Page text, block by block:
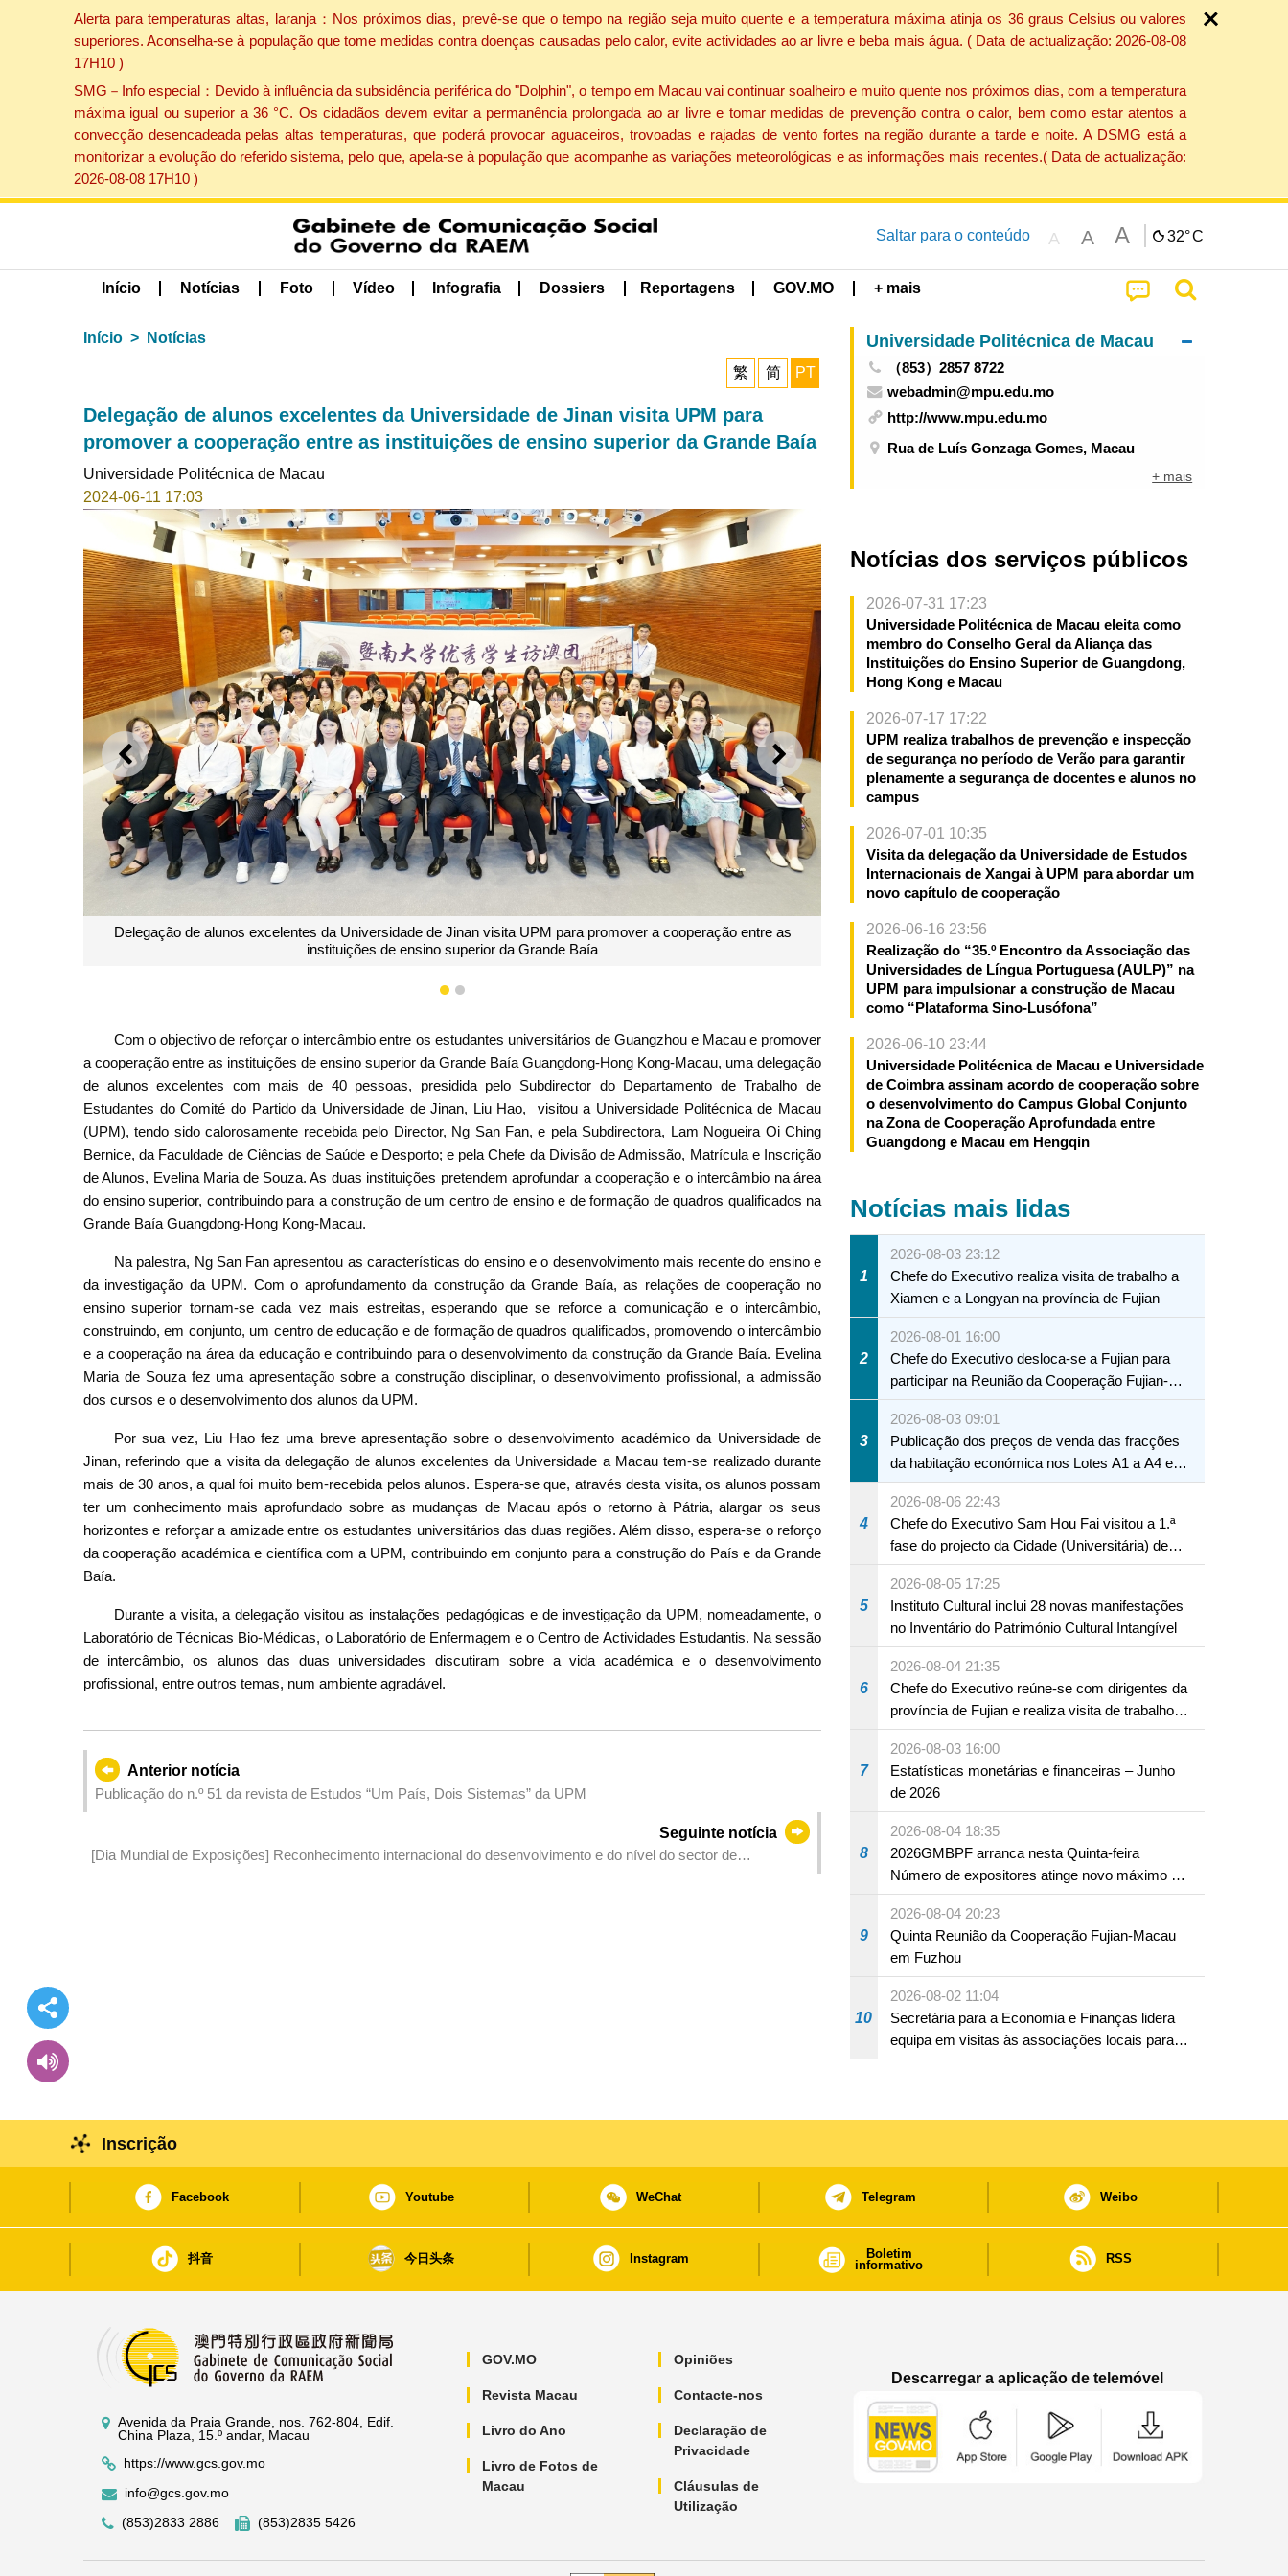
Alerta para temperaturas altas, laranja：Nos próximos dias, prevê-se que o tempo na região seja muito quente e a temperatura máxima atinja os 36 graus Celsius ou valores
superiores. Aconselha-se à população que tome medidas contra doenças causadas pelo calor, evite actividades ao ar livre e beba mais água. ( Data de actualização: 2026-08-08
17H10 )
SMG－Info especial：Devido à influência da subsidência periférica do "Dolphin", o tempo em Macau vai continuar soalheiro e muito quente nos próximos dias, com a temperatura
máxima igual ou superior a 36 °C. Os cidadãos devem evitar a permanência prolongada ao ar livre e tomar medidas de prevenção contra o calor, bem como estar atentos a
convecção desencadeada pelas altas temperaturas, que poderá provocar aguaceiros, trovoadas e rajadas de vento fortes na região durante a tarde e noite. A DSMG está a
monitorizar a evolução do referido sistema, pelo que, apela-se à população que acompanhe as variações meteorológicas e as informações mais recentes.( Data de actualização:
2026-08-08 17H10 )
Saltar para o conteúdo A A A 32°C
Início Notícias Foto Vídeo Infografia Dossiers Reportagens GOV.MO + mais
Início Notícias
繁 简 PT
Delegação de alunos excelentes da Universidade de Jinan visita UPM para
promover a cooperação entre as instituições de ensino superior da Grande Baía
Universidade Politécnica de Macau
2024-06-11 17:03
ANTERIOR SEGUINTE
Delegação de alunos excelentes da Universidade de Jinan visita UPM para promover a cooperação entre as
instituições de ensino superior da Grande Baía
1 2
Com o objectivo de reforçar o intercâmbio entre os estudantes universitários de Guangzhou e Macau e promover
a cooperação entre as instituições de ensino superior da Grande Baía Guangdong-Hong Kong-Macau, uma delegação
de alunos excelentes com mais de 40 pessoas, presidida pelo Subdirector do Departamento de Trabalho de
Estudantes do Comité do Partido da Universidade de Jinan, Liu Hao, visitou a Universidade Politécnica de Macau
(UPM), tendo sido calorosamente recebida pelo Director, Ng San Fan, e pela Subdirectora, Lam Nogueira Oi Ching
Bernice, da Faculdade de Ciências de Saúde e Desporto; e pela Chefe da Divisão de Admissão, Matrícula e Inscrição
de Alunos, Evelina Maria de Souza. As duas instituições pretendem aprofundar a cooperação e o intercâmbio na área
do ensino superior, contribuindo para a construção de um centro de ensino e de formação de quadros qualificados na
Grande Baía Guangdong-Hong Kong-Macau.
Na palestra, Ng San Fan apresentou as características do ensino e o desenvolvimento mais recente do ensino e
da investigação da UPM. Com o aprofundamento da construção da Grande Baía, as relações de cooperação no
ensino superior tornam-se cada vez mais estreitas, esperando que se reforce a comunicação e o intercâmbio,
construindo, em conjunto, um centro de educação e de formação de quadros qualificados, promovendo o intercâmbio
e a cooperação na área da educação e contribuindo para o desenvolvimento da construção da Grande Baía. Evelina
Maria de Souza fez uma apresentação sobre a construção disciplinar, o desenvolvimento profissional, a admissão
dos cursos e o desenvolvimento dos alunos da UPM.
Por sua vez, Liu Hao fez uma breve apresentação sobre o desenvolvimento académico da Universidade de
Jinan, referindo que a visita da delegação de alunos excelentes da Universidade a Macau tem-se realizado durante
mais de 30 anos, a qual foi muito bem-recebida pelos alunos. Espera-se que, através desta visita, os alunos possam
ter um conhecimento mais aprofundado sobre as mudanças de Macau após o retorno à Pátria, alargar os seus
horizontes e reforçar a amizade entre os estudantes universitários das duas regiões. Além disso, espera-se o reforço
da cooperação académica e científica com a UPM, contribuindo em conjunto para a construção do País e da Grande
Baía.
Durante a visita, a delegação visitou as instalações pedagógicas e de investigação da UPM, nomeadamente, o
Laboratório de Técnicas Bio-Médicas, o Laboratório de Enfermagem e o Centro de Actividades Estudantis. Na sessão
de intercâmbio, os alunos das duas universidades discutiram sobre a vida académica e o desenvolvimento
profissional, entre outros temas, num ambiente agradável.
Anterior notícia
Publicação do n.º 51 da revista de Estudos “Um País, Dois Sistemas” da UPM
Seguinte notícia
[Dia Mundial de Exposições] Reconhecimento internacional do desenvolvimento e do nível do sector de
Universidade Politécnica de Macau
（853）2857 8722
webadmin@mpu.edu.mo
http://www.mpu.edu.mo
Rua de Luís Gonzaga Gomes, Macau
+ mais
Notícias dos serviços públicos
2026-07-31 17:23
Universidade Politécnica de Macau eleita como
membro do Conselho Geral da Aliança das
Instituições do Ensino Superior de Guangdong,
Hong Kong e Macau
2026-07-17 17:22
UPM realiza trabalhos de prevenção e inspecção
de segurança no período de Verão para garantir
plenamente a segurança de docentes e alunos no
campus
2026-07-01 10:35
Visita da delegação da Universidade de Estudos
Internacionais de Xangai à UPM para abordar um
novo capítulo de cooperação
2026-06-16 23:56
Realização do “35.º Encontro da Associação das
Universidades de Língua Portuguesa (AULP)” na
UPM para impulsionar a construção de Macau
como “Plataforma Sino-Lusófona”
2026-06-10 23:44
Universidade Politécnica de Macau e Universidade
de Coimbra assinam acordo de cooperação sobre
o desenvolvimento do Campus Global Conjunto
na Zona de Cooperação Aprofundada entre
Guangdong e Macau em Hengqin
Notícias mais lidas
1
2026-08-03 23:12
Chefe do Executivo realiza visita de trabalho a
Xiamen e a Longyan na província de Fujian
2
2026-08-01 16:00
Chefe do Executivo desloca-se a Fujian para
participar na Reunião da Cooperação Fujian-
Macau
3
2026-08-03 09:01
Publicação dos preços de venda das fracções
da habitação económica nos Lotes A1 a A4 e
A12 da Zona A dos Novos Aterros
4
2026-08-06 22:43
Chefe do Executivo Sam Hou Fai visitou a 1.ª
fase do projecto da Cidade (Universitária) de
Educação Internacional de Macau e Hengqin
5
2026-08-05 17:25
Instituto Cultural inclui 28 novas manifestações
no Inventário do Património Cultural Intangível
6
2026-08-04 21:35
Chefe do Executivo reúne-se com dirigentes da
província de Fujian e realiza visita de trabalho
em Fuzhou
7
2026-08-03 16:00
Estatísticas monetárias e financeiras – Junho
de 2026
8
2026-08-04 18:35
2026GMBPF arranca nesta Quinta-feira
Número de expositores atinge novo máximo em
18 anos
9
2026-08-04 20:23
Quinta Reunião da Cooperação Fujian-Macau
em Fuzhou
10
2026-08-02 11:04
Secretária para a Economia e Finanças lidera
equipa em visitas às associações locais para
consolidar consensos e promover os trabalhos
Inscrição
Facebook Youtube WeChat Telegram Weibo
抖音 今日头条 Instagram
Boletim
informativo
RSS
Avenida da Praia Grande, nos. 762-804, Edif.
China Plaza, 15.º andar, Macau
https://www.gcs.gov.mo
info@gcs.gov.mo
(853)2833 2886
(853)2835 5426
GOV.MO
Revista Macau
Livro do Ano
Livro de Fotos de
Macau
Opiniões
Contacte-nos
Declaração de
Privacidade
Cláusulas de
Utilização
Descarregar a aplicação de telemóvel